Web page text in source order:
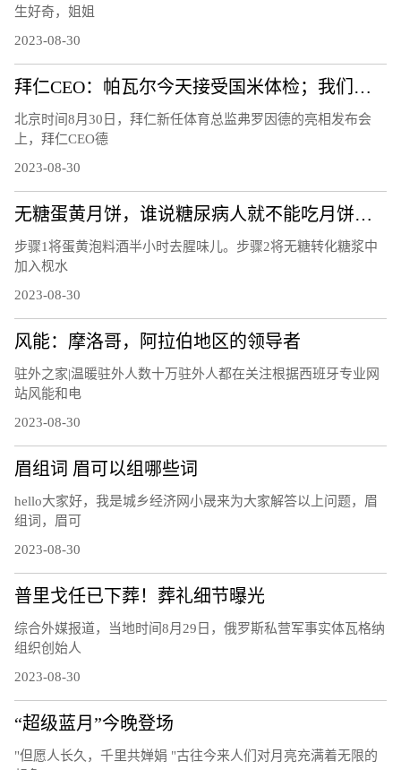
生好奇，姐姐
2023-08-30
拜仁CEO：帕瓦尔今天接受国米体检；我们正在寻找他的替代者
北京时间8月30日，拜仁新任体育总监弗罗因德的亮相发布会
上，拜仁CEO德
2023-08-30
无糖蛋黄月饼，谁说糖尿病人就不能吃月饼，这个中秋节你也有口福
步骤1将蛋黄泡料酒半小时去腥味儿。步骤2将无糖转化糖浆中
加入枧水
2023-08-30
风能：摩洛哥，阿拉伯地区的领导者
驻外之家|温暖驻外人数十万驻外人都在关注根据西班牙专业网
站风能和电
2023-08-30
眉组词 眉可以组哪些词
hello大家好，我是城乡经济网小晟来为大家解答以上问题，眉
组词，眉可
2023-08-30
普里戈任已下葬！葬礼细节曝光
综合外媒报道，当地时间8月29日，俄罗斯私营军事实体瓦格纳
组织创始人
2023-08-30
“超级蓝月”今晚登场
"但愿人长久，千里共婵娟 "古往今来人们对月亮充满着无限的